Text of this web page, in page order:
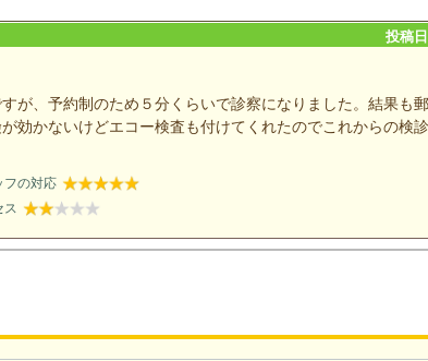
投稿
が、予約制のため５分くらいで診察になりました。結果も
効かないけどエコー検査も付けてくれたのでこれからの検
フの対応
ス